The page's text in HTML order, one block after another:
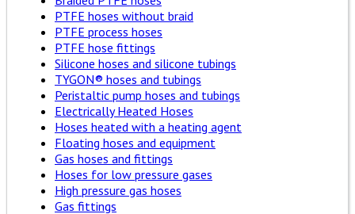
PTFE hoses without braid
PTFE process hoses
PTFE hose fittings
Silicone hoses and silicone tubings
TYGON® hoses and tubings
Peristaltic pump hoses and tubings
Electrically Heated Hoses
Hoses heated with a heating agent
Floating hoses and equipment
Gas hoses and fittings
Hoses for low pressure gases
High pressure gas hoses
Gas fittings